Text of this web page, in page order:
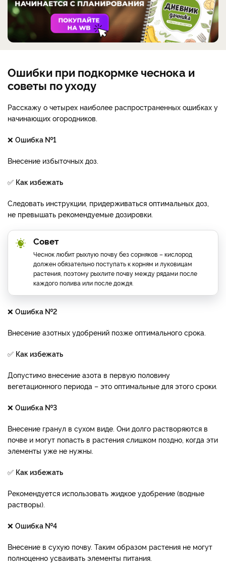
Ошибки при подкормке чеснока и
советы по уходу
Расскажу о четырех наиболее распространенных ошибках у
начинающих огородников.
❌ Ошибка №1
Внесение избыточных доз.
✅ Как избежать
Следовать инструкции, придерживаться оптимальных доз,
не превышать рекомендуемые дозировки.
Совет
Чеснок любит рыхлую почву без сорняков – кислород
должен обязательно поступать к корням и луковицам
растения, поэтому рыхлите почву между рядами после
каждого полива или после дождя.
❌ Ошибка №2
Внесение азотных удобрений позже оптимального срока.
✅ Как избежать
Допустимо внесение азота в первую половину
вегетационного периода – это оптимальные для этого сроки.
❌ Ошибка №3
Внесение гранул в сухом виде. Они долго растворяются в
почве и могут попасть в растения слишком поздно, когда эти
элементы уже не нужны.
✅ Как избежать
Рекомендуется использовать жидкое удобрение (водные
растворы).
❌ Ошибка №4
Внесение в сухую почву. Таким образом растения не могут
полноценно усваивать элементы питания.